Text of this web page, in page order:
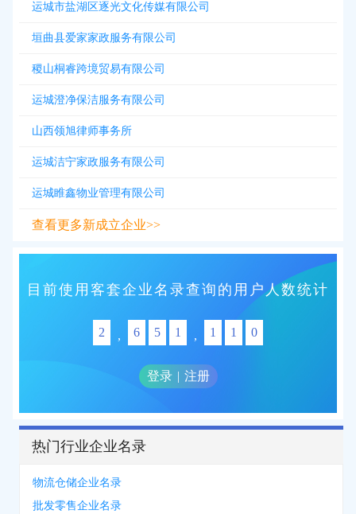
运城市盐湖区逐光文化传媒有限公司
垣曲县爱家家政服务有限公司
稷山桐睿跨境贸易有限公司
运城澄净保洁服务有限公司
山西领旭律师事务所
运城洁宁家政服务有限公司
运城睢鑫物业管理有限公司
查看更多新成立企业>>
目前使用客套企业名录查询的用户人数统计
2 , 6 5 1 , 1 1 0
登录 | 注册
热门行业企业名录
物流仓储企业名录
批发零售企业名录